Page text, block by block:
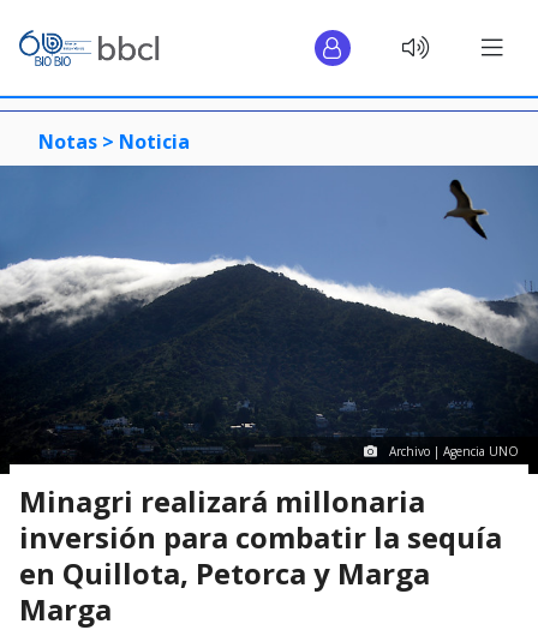
Notas > Noticia
Archivo | Agencia UNO
Minagri realizará millonaria
inversión para combatir la sequía
en Quillota, Petorca y Marga
Marga